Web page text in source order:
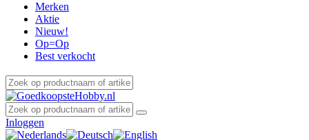
Merken
Aktie
Nieuw!
Op=Op
Best verkocht
Inloggen